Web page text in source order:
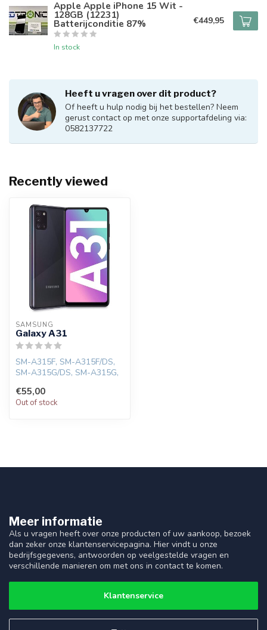
Apple Apple iPhone 15 Wit -
128GB (12231)
Batterijconditie 87%
In stock
€449,95
Heeft u vragen over dit product?
Of heeft u hulp nodig bij het bestellen? Neem
gerust contact op met onze supportafdeling via:
0582137722
Recently viewed
SAMSUNG
Galaxy A31
SM-A315F, SM-A315F/DS,
SM-A315G/DS, SM-A315G,
€55,00
Out of stock
Meer informatie
Als u vragen heeft over onze producten of uw aankoop, bezoek
dan zeker onze klantenservicepagina. Hier vindt u onze
bedrijfsgegevens, antwoorden op veelgestelde vragen en
verschillende manieren om met ons in contact te komen.
Klantenservice